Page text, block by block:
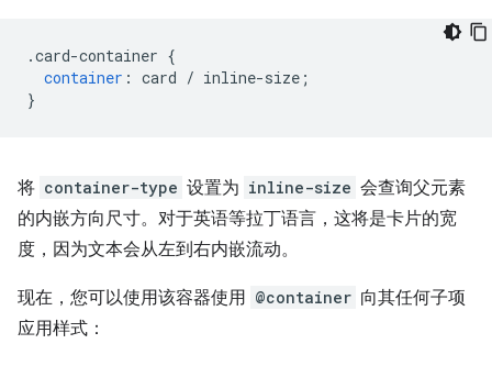
.card-container {
container : card / inline-size ;
}
将 container-type 设置为 inline-size 会查询父元素
的内嵌方向尺寸。对于英语等拉丁语言，这将是卡片的宽
度，因为文本会从左到右内嵌流动。
现在，您可以使用该容器使用 @container 向其任何子项
应用样式：